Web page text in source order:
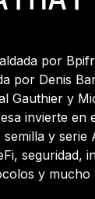
por
por Denis
Gauthier y
invierte en
semilla y serie
seguridad,
y mucho